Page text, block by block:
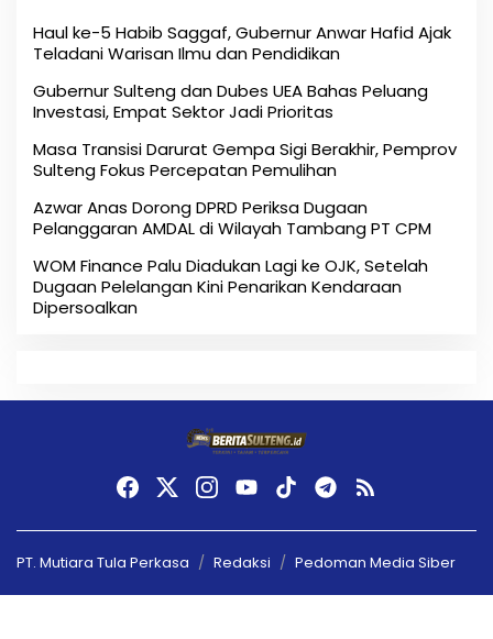
Haul ke-5 Habib Saggaf, Gubernur Anwar Hafid Ajak
Teladani Warisan Ilmu dan Pendidikan
Gubernur Sulteng dan Dubes UEA Bahas Peluang
Investasi, Empat Sektor Jadi Prioritas
Masa Transisi Darurat Gempa Sigi Berakhir, Pemprov
Sulteng Fokus Percepatan Pemulihan
Azwar Anas Dorong DPRD Periksa Dugaan
Pelanggaran AMDAL di Wilayah Tambang PT CPM
‎WOM Finance Palu Diadukan Lagi ke OJK, Setelah
Dugaan Pelelangan Kini Penarikan Kendaraan
Dipersoalkan ‎
PT. Mutiara Tula Perkasa Redaksi Pedoman Media Siber